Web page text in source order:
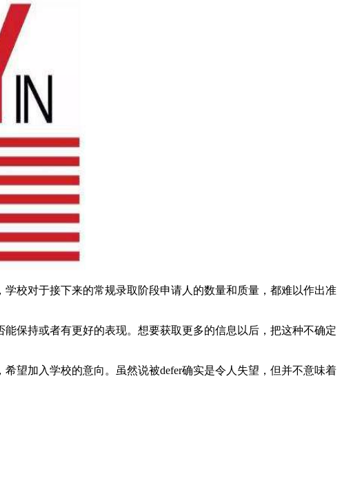
校对于接下来的常规录取阶段申请人的数量和质量，都难以作出准
保持或者有更好的表现。想要获取更多的信息以后，把这种不确定
望加入学校的意向。虽然说被defer确实是令人失望，但并不意味着